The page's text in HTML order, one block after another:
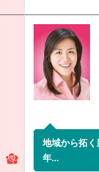
地域から拓
年...